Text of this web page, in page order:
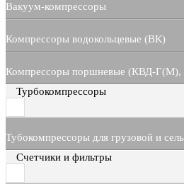
Вакуум-компрессоры
Компрессоры водокольцевые (ВК)
Компрессоры поршневые (КВД-
Турбокомпрессоры
Тубокомпрессоры для грузовой и
Счетчики и фильтры